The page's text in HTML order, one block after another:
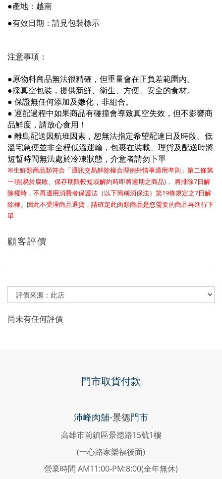
●產地 ：越南
●有效日期：請見包裝標示
注意事項：
●原物料商品無法很精確，但重量會在正負差範圍內。
●採真空包裝，提供新鮮、衛生、方便、安全的食材。
● 保證無任何添加及嫩化，非組合。
● 運配過程中如果商品有碰撞會導致真空失效，但不影響商
品鮮度，請放心食用！
● 離島配送因航班因素，恕無法指定希望配達日及時段。低
溫宅急便並非全程低溫運輸，包裹在裝載、理貨及配送時將
短暫時間無法處於冷凍狀態，介意者請勿下單
※生鮮類商品類符合「通訊交易解除權合理例外情事適用準則」第二條第
一項(易於腐敗、保存期限較短或解約時即將逾期之商品) ， 將排除7 日解
除權時，不再適用消費者保護法（以下簡稱消保法）第19條規定之7 日解
除權。因此不受理商品退貨，請確定此肉類商品是您需要的商品再進行下
單
顧客評價
尚未有任何評價
門市取貨付款
沛峰肉舖-景德門市
高雄市前鎮區景德路15號1樓
(一心路家樂福後面)
營業時間 AM11:00-PM:8:00(全年無休)